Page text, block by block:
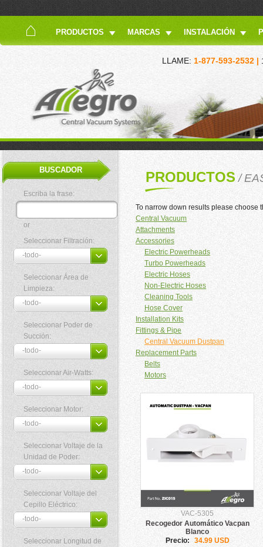
PRODUCTOS MARCAS INSTALACIÓN
LLAME: 1-877-593-2532 |
BUSCADOR
Escriba la frase:
or
Seleccionar Filtración:
Seleccionar Área de
Limpieza:
Seleccionar Poder de
Succión:
Seleccionar Air-Watts:
Seleccionar Motor:
Seleccionar Voltaje de la
Unidad de Poder:
Seleccionar Voltaje del
Cepillo Eléctrico:
Seleccionar Longitud de
PRODUCTOS/
To narrow down results please choose
Central Vacuum
Attachments
Accessories
Electric Powerheads
Turbo Powerheads
Electric Hoses
Non-Electric Hoses
Cleaning Tools
Hose Cover
Installation Kits
Fittings & Pipe
Central Vacuum Dustpan
Replacement Parts
Belts
Motors
VAC-5305
Recogedor Automático Vacpan
Blanco
Precio:
34.99 USD